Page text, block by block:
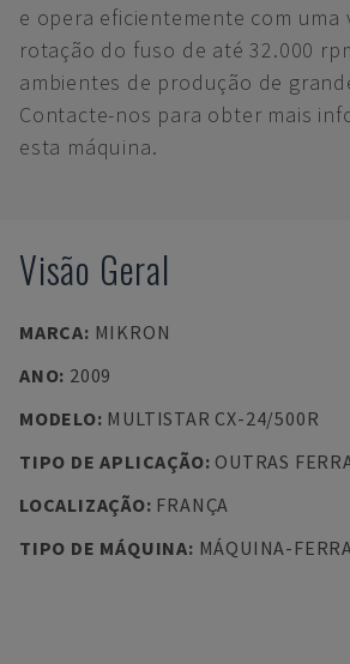
e opera eficientemente com uma
rotação do fuso de até 32.000
ambientes de produção de
Contacte-nos para obter mais
esta máquina.
Visão Geral
MARCA: MIKRON
ANO: 2009
MODELO: MULTISTAR CX-24/500R
TIPO DE APLICAÇÃO: OUTRAS
LOCALIZAÇÃO: FRANÇA
TIPO DE MÁQUINA: MÁQUINA-